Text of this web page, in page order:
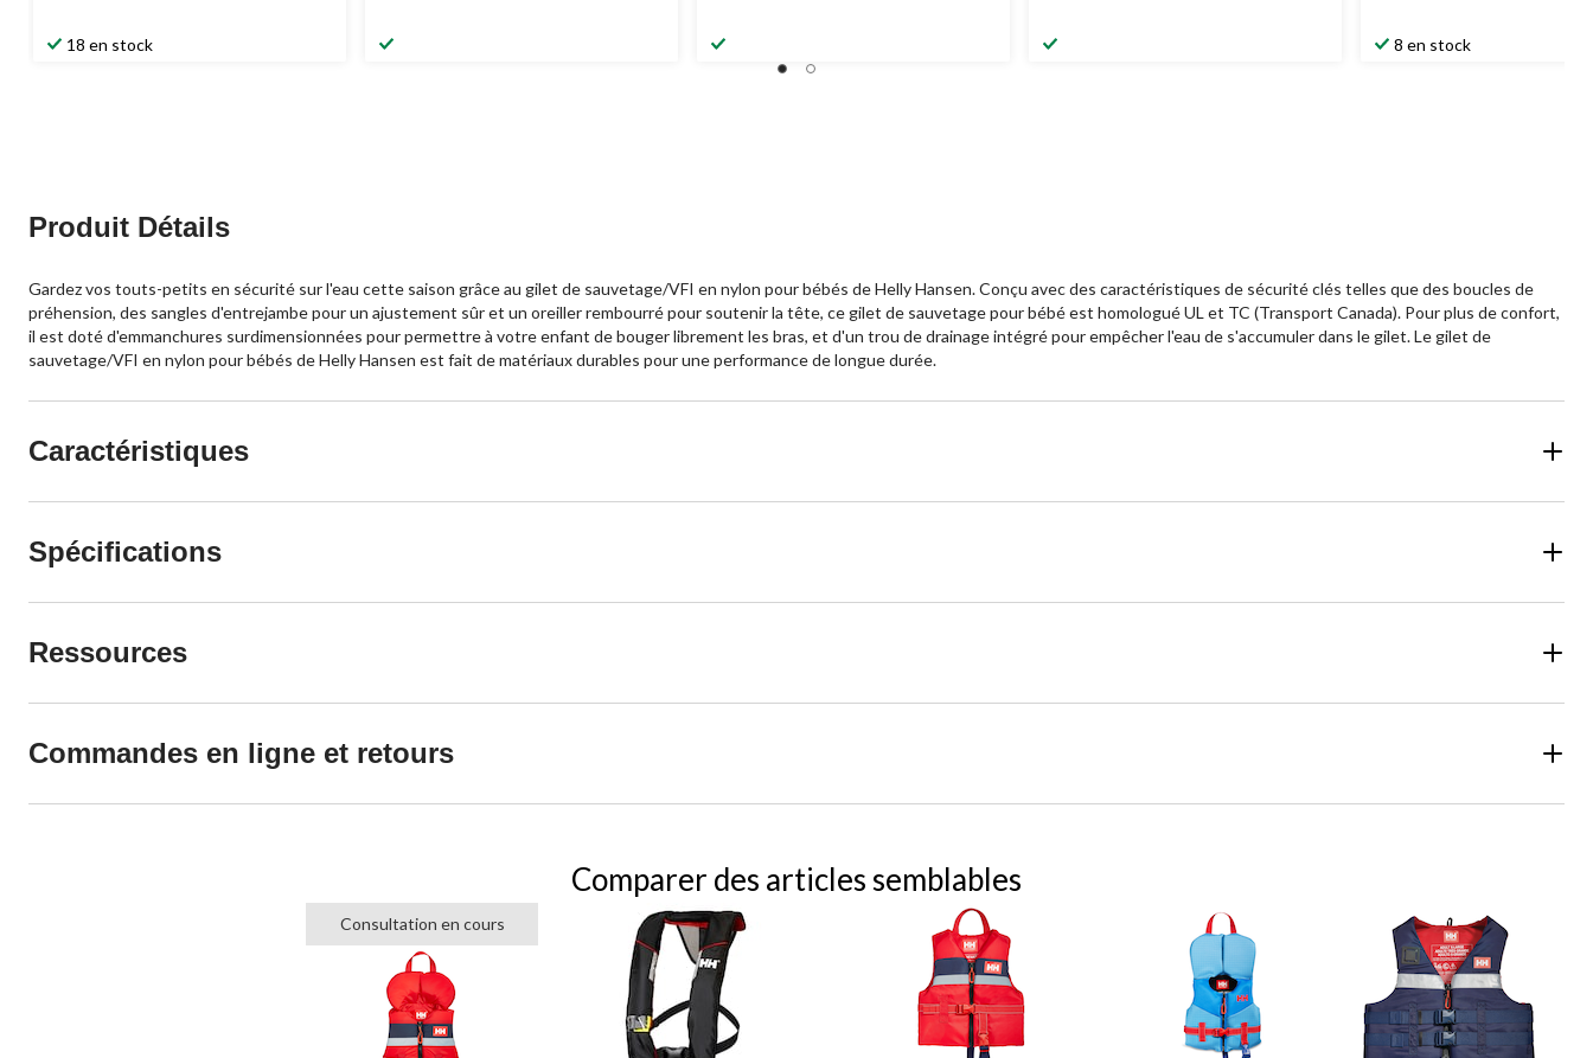
18 en stock 8 en stock
Produit Détails
Gardez vos touts-petits en sécurité sur l'eau cette saison grâce au gilet de sauvetage/VFI en nylon pour bébés de Helly Hansen. Conçu avec des caractéristiques de sécurité clés telles que des boucles de
préhension, des sangles d'entrejambe pour un ajustement sûr et un oreiller rembourré pour soutenir la tête, ce gilet de sauvetage pour bébé est homologué UL et TC (Transport Canada). Pour plus de confort,
il est doté d'emmanchures surdimensionnées pour permettre à votre enfant de bouger librement les bras, et d'un trou de drainage intégré pour empêcher l'eau de s'accumuler dans le gilet. Le gilet de
sauvetage/VFI en nylon pour bébés de Helly Hansen est fait de matériaux durables pour une performance de longue durée.
Caractéristiques
Spécifications
Ressources
Commandes en ligne et retours
Comparer des articles semblables
Consultation en cours